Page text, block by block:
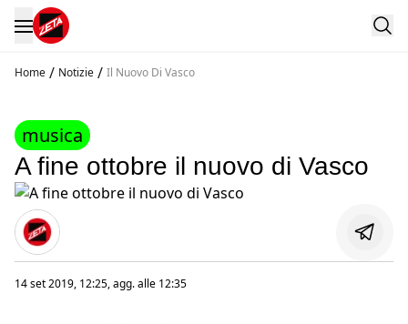
Home / Notizie / Il Nuovo Di Vasco
musica
A fine ottobre il nuovo di Vasco
14 set 2019, 12:25, agg. alle 12:35